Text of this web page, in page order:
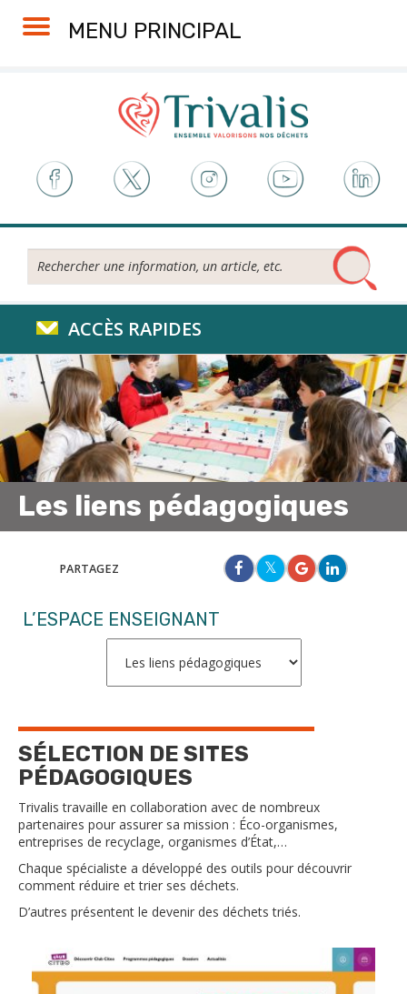
MENU PRINCIPAL
Rechercher...
ACCÈS RAPIDES
Les liens pédagogiques
PARTAGEZ
L’ESPACE ENSEIGNANT
SÉLECTION DE SITES
PÉDAGOGIQUES
Trivalis travaille en collaboration avec de nombreux
partenaires pour assurer sa mission : Éco-organismes,
entreprises de recyclage, organismes d’État,…
Chaque spécialiste a développé des outils pour découvrir
comment réduire et trier ses déchets.
D’autres présentent le devenir des déchets triés.